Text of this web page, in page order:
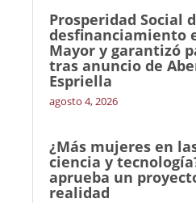
Prosperidad Social
desfinanciamiento
Mayor y garantizó
tras anuncio de
Espriella
agosto 4, 2026
¿Más mujeres en
ciencia y
aprueba un
realidad